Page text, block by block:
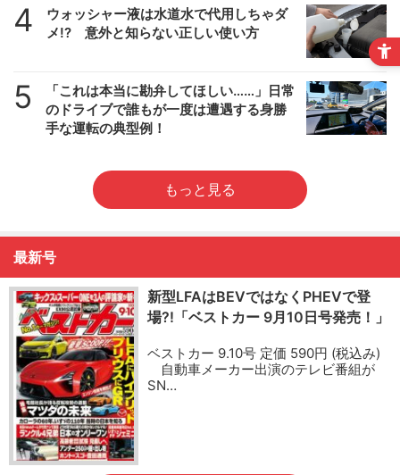
4
ウォッシャー液は水道水で代用しちゃダ
メ!? 意外と知らない正しい使い方
5
「これは本当に勘弁してほしい……」日常
のドライブで誰もが一度は遭遇する身勝
手な運転の典型例！
もっと見る
最新号
新型LFAはBEVではなくPHEVで登
場?!「ベストカー 9月10日号発売！」
ベストカー 9.10号 定価 590円 (税込み)
自動車メーカー出演のテレビ番組が
SN…